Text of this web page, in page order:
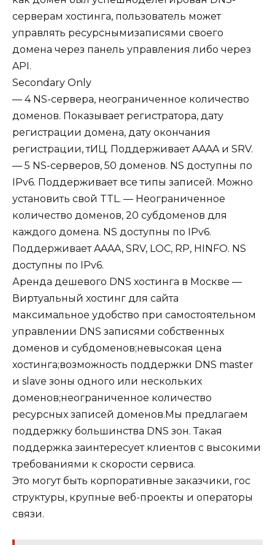
серверам хостинга, пользователь может
управлять ресурснымизаписями своего
домена через панель управления либо через
API.
Secondary Only
— 4 NS-сервера, неограниченное количество
доменов. Показывает регистратора, дату
регистрации домена, дату окончания
регистрации, тИЦ. Поддерживает AAAA и SRV.
— 5 NS-серверов, 50 доменов. NS доступны по
IPv6. Поддерживает все типы записей. Можно
установить свой TTL. — Неограниченное
количество доменов, 20 субдоменов для
каждого домена. NS доступны по IPv6.
Поддерживает AAAA, SRV, LOC, RP, HINFO. NS
доступны по IPv6.
Аренда дешевого DNS хостинга в Москве —
Виртуальный хостинг для сайта
максимальное удобство при самостоятельном
управлении DNS записями собственных
доменов и субдоменов;невысокая цена
хостинга;возможность поддержки DNS master
и slave зоны одного или нескольких
доменов;неограниченное количество
ресурсных записей доменов.Мы предлагаем
поддержку большинства DNS зон. Такая
поддержка заинтересует клиентов с высокими
требованиями к скорости сервиса.
Это могут быть корпоративные заказчики, гос
структуры, крупные веб-проекты и операторы
связи.